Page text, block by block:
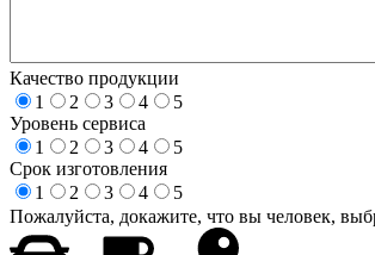
Качество продукции
1
2 3 4
5
Уровень сервиса
1
2 3 4
5
Срок изготовления
1
2 3 4
5
Пожалуйста, докажите, что вы человек,